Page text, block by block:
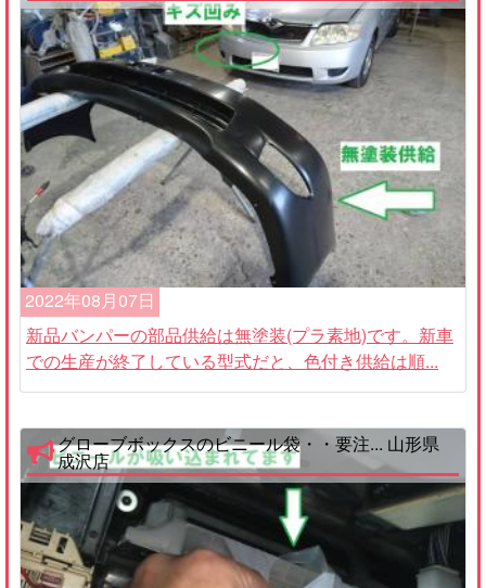
2022年08月07日
新品バンパーの部品供給は無塗装(プラ素地)です。新車
での生産が終了している型式だと、色付き供給は順...
グローブボックスのビニール袋・・要注... 山形県
成沢店